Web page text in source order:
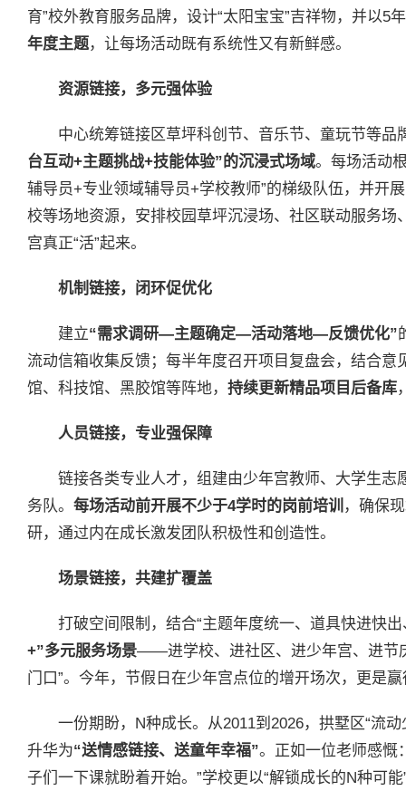
育”校外教育服务品牌，设计“太阳宝宝”吉祥物，并以5
年度主题，让每场活动既有系统性又有新鲜感。
资源链接，多元强体验
中心统筹链接区草坪科创节、音乐节、童玩节等
台互动+主题挑战+技能体验”的沉浸式场域。每场活动
辅导员+专业领域辅导员+学校教师”的梯级队伍，并开
校等场地资源，安排校园草坪沉浸场、社区联动服务
宫真正“活”起来。
机制链接，闭环促优化
建立“需求调研—主题确定—活动落地—反馈优化”
流动信箱收集反馈；每半年度召开项目复盘会，结合
馆、科技馆、黑胶馆等阵地， 持续更新精品项目后备库
人员链接，专业强保障
链接各类专业人才，组建由少年宫教师、大学生
务队。 每场活动前开展不少于4学时的岗前培训 ，确保
研，通过内在成长激发团队积极性和创造性。
场景链接，共建扩覆盖
打破空间限制，结合“主题年度统一、道具快进快
+”多元服务场景——进学校、进社区、进少年宫、进节
门口”。今年，节假日在少年宫点位的增开场次，更是
一份期盼，N种成长。从2011到2026，拱墅区“流
升华为“送情感链接、送童年幸福”。正如一位老师感慨
子们一下课就盼着开始。”学校更以“解锁成长的N种可